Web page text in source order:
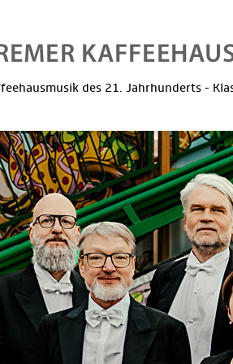
des 21. Jahrhunderts -